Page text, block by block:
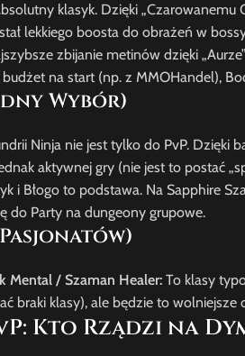
klasyk. Dzięki „Czarowanemu
lekkiego boosta do obrażeń w
zbijanie metinów dzięki
budżet na start (np. z MMOHandel),
Wybór)
Ninja nie jest tylko do PvP.
aktywnej gry (nie jest to postać
i Błogo to podstawa. Na Sapphire
do Party na dungeony grupowe.
Mental / Szaman Healer: To klasy
braki klasy), ale będzie to
Kto Rządzi na